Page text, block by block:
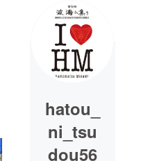
hatou_
ni_tsu
dou56